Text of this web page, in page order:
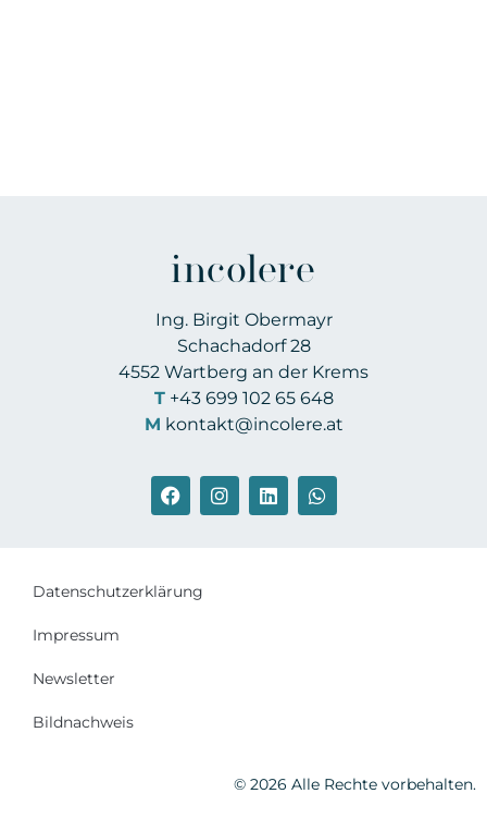
incolere
Ing. Birgit Obermayr
Schachadorf 28
4552 Wartberg an der Krems
T +43 699 102 65 648
M kontakt@incolere.at
Datenschutzerklärung
Impressum
Newsletter
Bildnachweis
© 2026 Alle Rechte vorbehalten.